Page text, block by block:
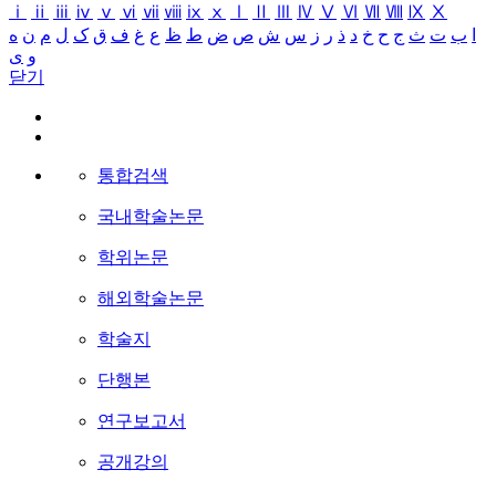
ⅰ
ⅱ ⅲ ⅳ ⅴ ⅵ ⅶ ⅷ ⅸ ⅹ Ⅳ Ⅴ Ⅵ Ⅶ Ⅷ Ⅸ Ⅹ
ب ت ث ج ح خ د ذ ر ز س ش ص ض ط ظ ع غ ف ق ک ل م ن ه
و ی
닫기
통합검색
국내학술논문
학위논문
해외학술논문
학술지
단행본
연구보고서
공개강의